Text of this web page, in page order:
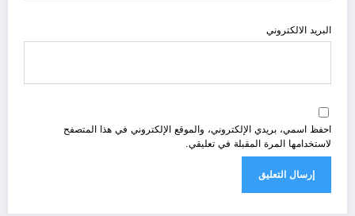
البريد الالكتروني
احفظ اسمي، بريدي الإلكتروني، والموقع الإلكتروني في هذا المتصفح
لاستخدامها المرة المقبلة في تعليقي.